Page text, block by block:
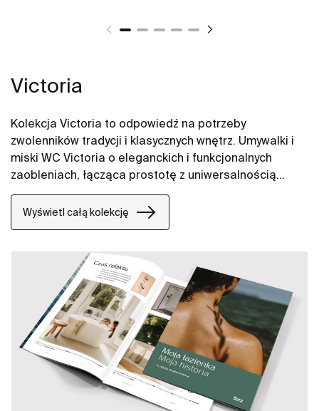
Victoria
Kolekcja Victoria to odpowiedź na potrzeby
zwolenników tradycji i klasycznych wnętrz. Umywalki i
miski WC Victoria o eleganckich i funkcjonalnych
zaobleniach, łącząca prostotę z uniwersalnością
oferuje sprawdzone rozwiązania.
Wyświetl całą kolekcję